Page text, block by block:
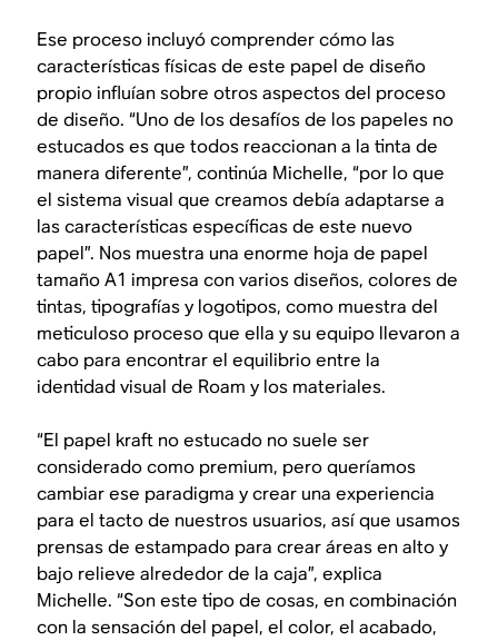
Ese proceso incluyó comprender cómo las
características físicas de este papel de diseño
propio influían sobre otros aspectos del proceso
de diseño. “Uno de los desafíos de los papeles no
estucados es que todos reaccionan a la tinta de
manera diferente”, continúa Michelle, “por lo que
el sistema visual que creamos debía adaptarse a
las características específicas de este nuevo
papel”. Nos muestra una enorme hoja de papel
tamaño A1 impresa con varios diseños, colores de
tintas, tipografías y logotipos, como muestra del
meticuloso proceso que ella y su equipo llevaron a
cabo para encontrar el equilibrio entre la
identidad visual de Roam y los materiales.
“El papel kraft no estucado no suele ser
considerado como premium, pero queríamos
cambiar ese paradigma y crear una experiencia
para el tacto de nuestros usuarios, así que usamos
prensas de estampado para crear áreas en alto y
bajo relieve alrededor de la caja”, explica
Michelle. “Son este tipo de cosas, en combinación
con la sensación del papel, el color, el acabado,